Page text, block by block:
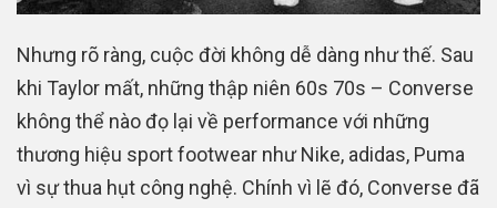
Nhưng rõ ràng, cuộc đời không dễ dàng như thế. Sau
khi Taylor mất, những thập niên 60s 70s – Converse
không thể nào đọ lại về performance với những
thương hiệu sport footwear như Nike, adidas, Puma
vì sự thua hụt công nghệ. Chính vì lẽ đó, Converse đã